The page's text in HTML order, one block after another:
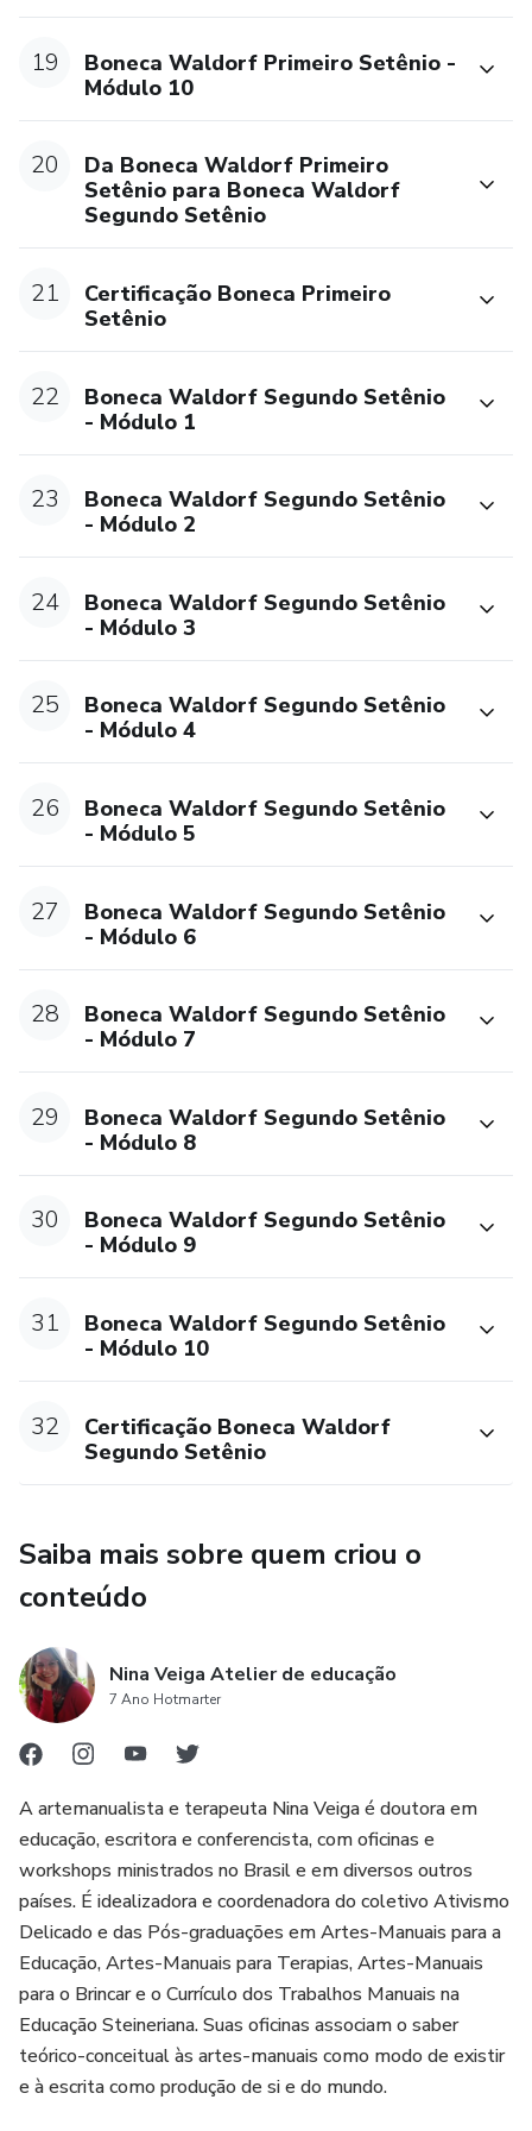
19
Boneca Waldorf Primeiro Setênio -
Módulo 10
20
Da Boneca Waldorf Primeiro
Setênio para Boneca Waldorf
Segundo Setênio
21
Certificação Boneca Primeiro
Setênio
22
Boneca Waldorf Segundo Setênio
- Módulo 1
23
Boneca Waldorf Segundo Setênio
- Módulo 2
24
Boneca Waldorf Segundo Setênio
- Módulo 3
25
Boneca Waldorf Segundo Setênio
- Módulo 4
26
Boneca Waldorf Segundo Setênio
- Módulo 5
27
Boneca Waldorf Segundo Setênio
- Módulo 6
28
Boneca Waldorf Segundo Setênio
- Módulo 7
29
Boneca Waldorf Segundo Setênio
- Módulo 8
30
Boneca Waldorf Segundo Setênio
- Módulo 9
31
Boneca Waldorf Segundo Setênio
- Módulo 10
32
Certificação Boneca Waldorf
Segundo Setênio
Saiba mais sobre quem criou o
conteúdo
Nina Veiga Atelier de educação
7 Ano Hotmarter
A artemanualista e terapeuta Nina Veiga é doutora em
educação, escritora e conferencista, com oficinas e
workshops ministrados no Brasil e em diversos outros
países. É idealizadora e coordenadora do coletivo Ativismo
Delicado e das Pós-graduações em Artes-Manuais para a
Educação, Artes-Manuais para Terapias, Artes-Manuais
para o Brincar e o Currículo dos Trabalhos Manuais na
Educação Steineriana. Suas oficinas associam o saber
teórico-conceitual às artes-manuais como modo de existir
e à escrita como produção de si e do mundo.